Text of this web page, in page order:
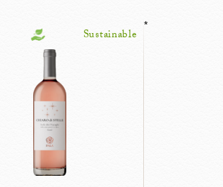
Sustainable
*